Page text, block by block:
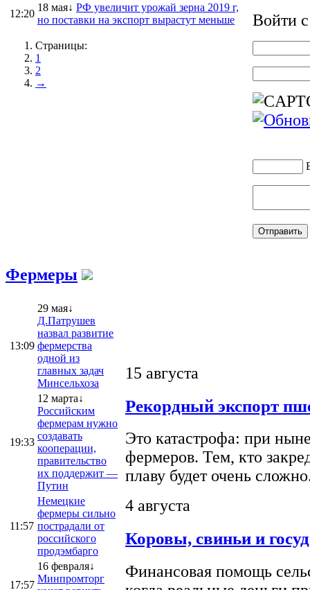
12:20
18 мая↓ РФ увеличит урожай зерна 2019 г,
но поставки на экспорт вырастут меньше
Страницы:
1
2
→
Войти
Фермеры
13:09
29 мая↓
Д.Патрушев
назвал развитие
фермерства
одной из
главных задач
Минсельхоза
19:33
12 марта↓
Российским
фермерам нужно
создавать
кооперации,
правительство
их поддержит —
Путин
11:57
Немецкие
фермеры сильно
пострадали от
российского
продэмбарго
17:57
16 февраля↓
Минпромторг
15 августа
Рекордный экспорт
Это катастрофа: при
фермеров. Тем, кто
плаву будет очень
4 августа
Коровы, свиньи и
Финансовая помощь